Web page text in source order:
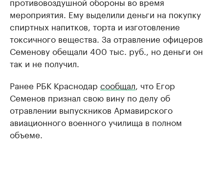
мероприятия. Ему выделили деньги на покупку
спиртных напитков, торта и изготовление
токсичного вещества. За отравление офицеров
Семенову обещали 400 тыс. руб., но деньги он
так и не получил.
Ранее РБК Краснодар сообщал , что Егор
Семенов признал свою вину по делу об
отравлении выпускников Армавирского
авиационного военного училища в полном
объеме.